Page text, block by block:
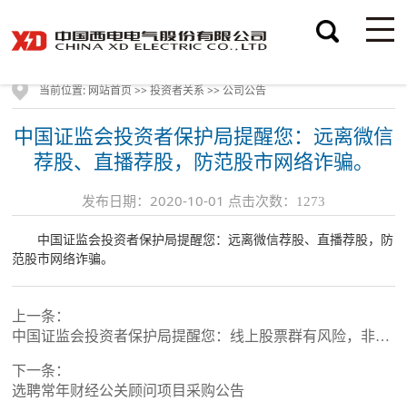
当前位置:网站首页>>投资者关系>>公司公告
中国证监会投资者保护局提醒您：远离微信
荐股、直播荐股，防范股市网络诈骗。
发布日期：2020-10-01 点击次数： 1273
中国证监会投资者保护局提醒您：远离微信荐股、直播荐股，防
范股市网络诈骗。
上一条：
中国证监会投资者保护局提醒您：线上股票群有风险，非法荐股有陷阱。
下一条：
选聘常年财经公关顾问项目采购公告